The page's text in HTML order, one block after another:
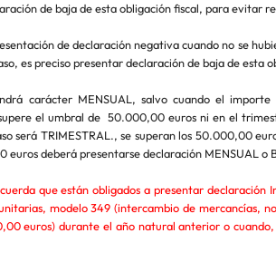
de baja de esta obligación fiscal, para evitar
de declaración negativa cuando no se
es preciso presentar declaración de baja de esta
carácter MENSUAL, salvo cuando el
el umbral de 50.000,00 euros ni en el
será TRIMESTRAL., se superan los 50.000,00
deberá presentarse declaración MENSUAL o
que están obligados a presentar declaración
modelo 349 (intercambio de mercancías,
euros) durante el año natural anterior o